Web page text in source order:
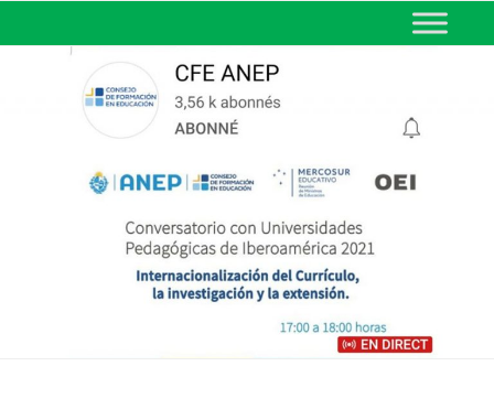
MINISTERIO DE EDUCACIÓN
DE CORRIENTES